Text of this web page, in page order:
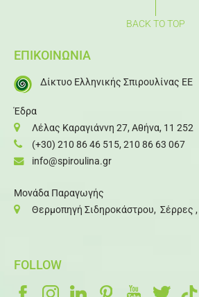
BACK TO TOP
ΕΠΙΚΟΙΝΩΝΙΑ
Δίκτυο Ελληνικής Σπιρουλίνας ΕΕ
Έδρα
Λέλας Καραγιάννη 27, Αθήνα, 11 252
(+30) 210 86 46 515, 210 86 63 067
info@spiroulina.gr
Μονάδα Παραγωγής
Θερμοπηγή Σιδηροκάστρου, Σέρρες ,
FOLLOW